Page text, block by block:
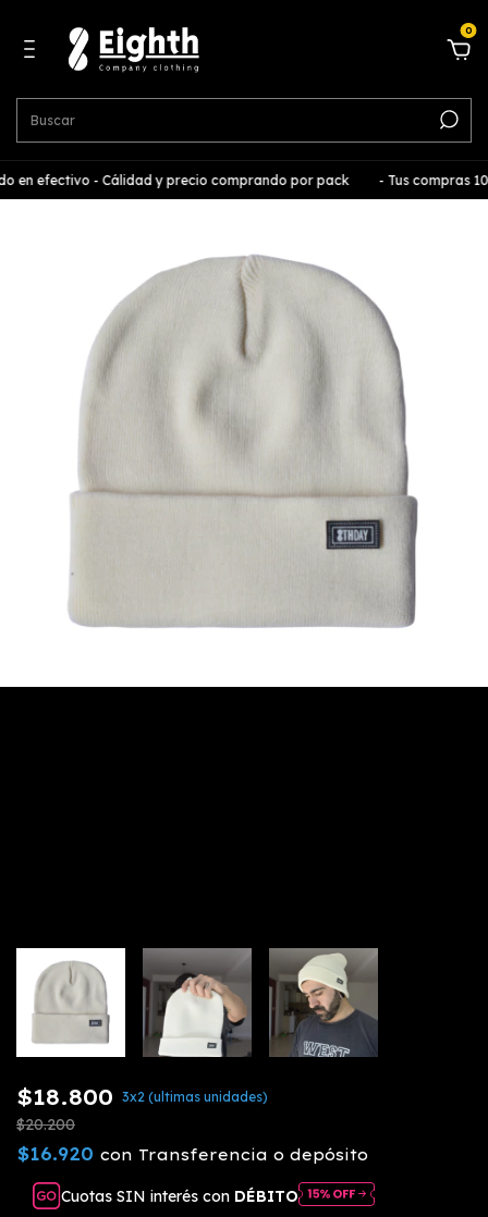
0
efectivo - Cálidad y precio comprando por pack - Tus compras
$18.800 3x2 (ultimas unidades)
$20.200
$16.920 con Transferencia o depósito
Cuotas SIN interés con DÉBITO